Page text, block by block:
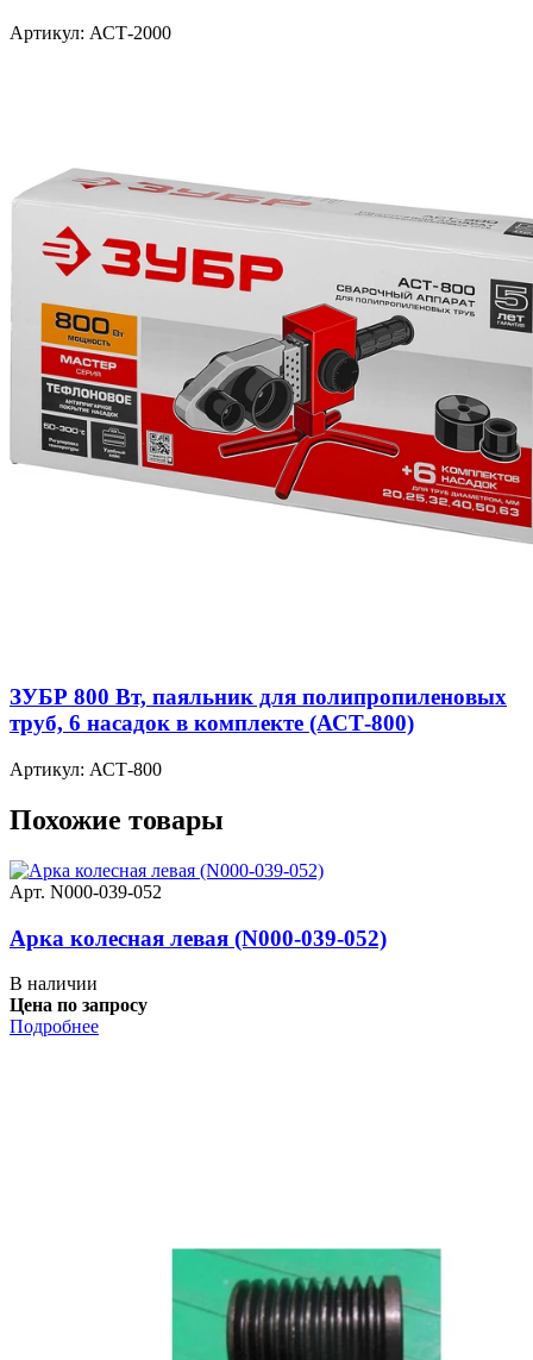
Артикул: АСТ-2000
ЗУБР 800 Вт, паяльник для полипропиленовых
труб, 6 насадок в комплекте (АСТ-800)
Артикул: АСТ-800
Похожие товары
Арт. N000-039-052
Арка колесная левая (N000-039-052)
В наличии
Цена по запросу
Подробнее